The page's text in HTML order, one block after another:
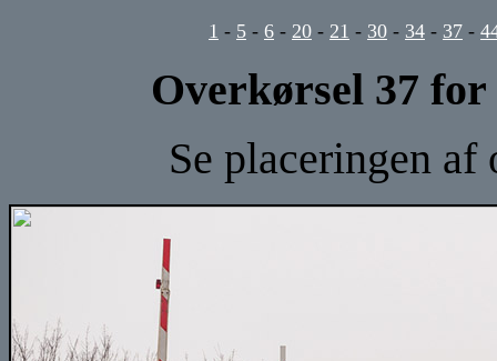
1 - 5 - 6 - 20 - 21 - 30 - 34 - 37 -
Overkørsel 37
Se placeringen